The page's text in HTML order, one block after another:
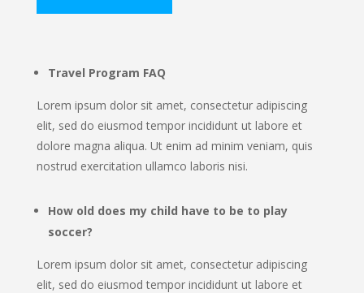
Travel Program FAQ
Lorem ipsum dolor sit amet, consectetur adipiscing
elit, sed do eiusmod tempor incididunt ut labore et
dolore magna aliqua. Ut enim ad minim veniam, quis
nostrud exercitation ullamco laboris nisi.
How old does my child have to be to play
soccer?
Lorem ipsum dolor sit amet, consectetur adipiscing
elit, sed do eiusmod tempor incididunt ut labore et